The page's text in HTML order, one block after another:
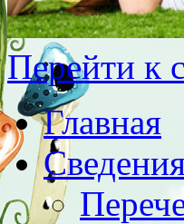
Перейти к
Главная